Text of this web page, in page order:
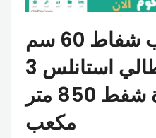
توريد وتركيب شفاط 60 سم
هرمي ايطالي استانلس 3
سرعات قوة شفط 850 متر
مكعب